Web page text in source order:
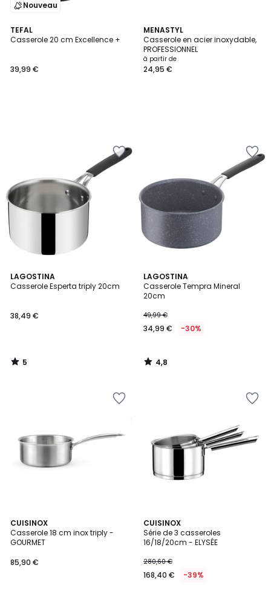
Nouveau
TEFAL
Casserole 20 cm Excellence +
39,99 €
MENASTYL
Casserole en acier inoxydable,
PROFESSIONNEL
à partir de
24,95 €
LAGOSTINA
Casserole Esperta triply 20cm
38,49 €
5
/
5
/
LAGOSTINA
Casserole Tempra Mineral
20cm
49,99 €
34,99 € -30%
4,8
/ 5
4,8
/
CUISINOX
Casserole 18 cm inox triply -
GOURMET
85,90 €
CUISINOX
Série de 3 casseroles
16/18/20cm - ELYSÉE
280,60 €
168,40 € -39%